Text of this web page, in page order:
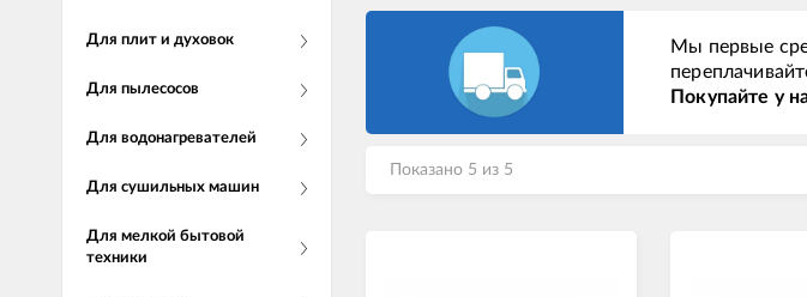
Для плит и духовок
Для пылесосов
Для водонагревателей
Для сушильных машин
Для мелкой бытовой
техники
Мы первые
Покупайте у
Показано 5 из 5